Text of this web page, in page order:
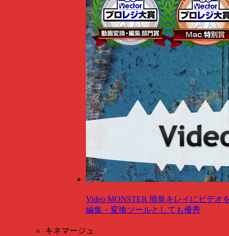
Video MONSTER 簡単キレイにビデオ
編集・変換ツールとしても優秀
キネマージュ